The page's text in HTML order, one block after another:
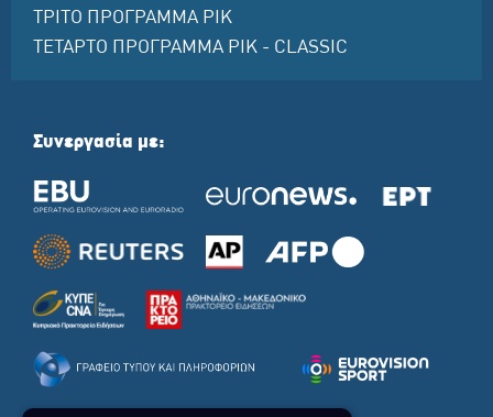
ΤΡΙΤΟ ΠΡΟΓΡΑΜΜΑ ΡΙΚ
ΤΕΤΑΡΤΟ ΠΡΟΓΡΑΜΜΑ ΡΙΚ - CLASSIC
Συνεργασία με: